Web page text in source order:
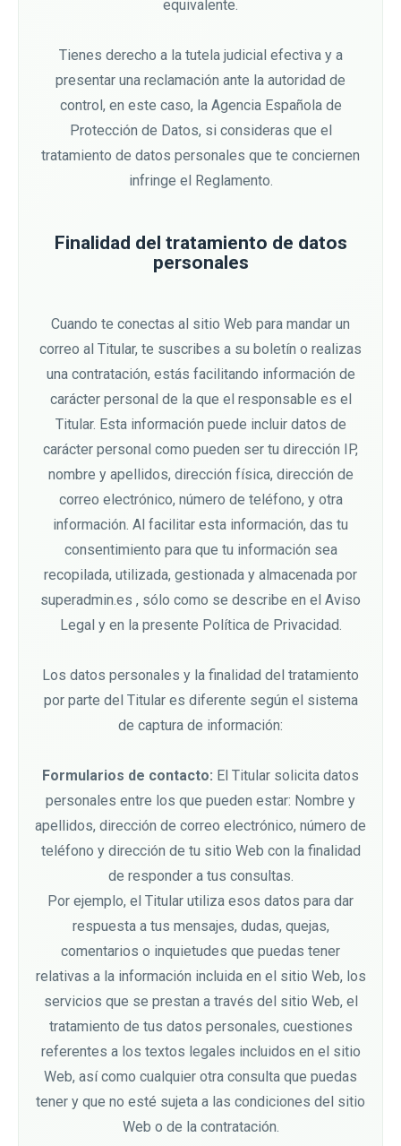
equivalente.
Tienes derecho a la tutela judicial efectiva y a
presentar una reclamación ante la autoridad de
control, en este caso, la Agencia Española de
Protección de Datos, si consideras que el
tratamiento de datos personales que te conciernen
infringe el Reglamento.
Finalidad del tratamiento de datos
personales
Cuando te conectas al sitio Web para mandar un
correo al Titular, te suscribes a su boletín o realizas
una contratación, estás facilitando información de
carácter personal de la que el responsable es el
Titular. Esta información puede incluir datos de
carácter personal como pueden ser tu dirección IP,
nombre y apellidos, dirección física, dirección de
correo electrónico, número de teléfono, y otra
información. Al facilitar esta información, das tu
consentimiento para que tu información sea
recopilada, utilizada, gestionada y almacenada por
superadmin.es , sólo como se describe en el Aviso
Legal y en la presente Política de Privacidad.
Los datos personales y la finalidad del tratamiento
por parte del Titular es diferente según el sistema
de captura de información:
Formularios de contacto: El Titular solicita datos
personales entre los que pueden estar: Nombre y
apellidos, dirección de correo electrónico, número de
teléfono y dirección de tu sitio Web con la finalidad
de responder a tus consultas.
Por ejemplo, el Titular utiliza esos datos para dar
respuesta a tus mensajes, dudas, quejas,
comentarios o inquietudes que puedas tener
relativas a la información incluida en el sitio Web, los
servicios que se prestan a través del sitio Web, el
tratamiento de tus datos personales, cuestiones
referentes a los textos legales incluidos en el sitio
Web, así como cualquier otra consulta que puedas
tener y que no esté sujeta a las condiciones del sitio
Web o de la contratación.